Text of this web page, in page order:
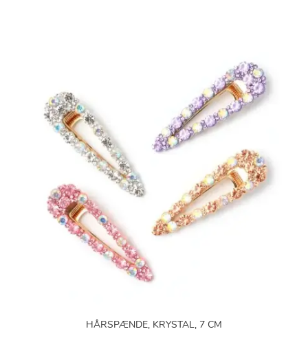
HÅRSPÆNDE, KRYSTAL, 7 CM